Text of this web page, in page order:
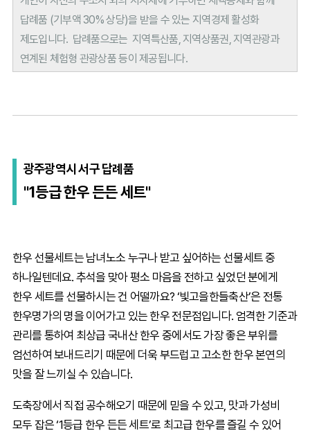
답례품 (기부액 30% 상당)을 받을 수 있는 지역경제 활성화
제도입니다. 답례품으로는 지역특산품, 지역상품권, 지역관광과
연계된 체험형 관광상품 등이 제공됩니다.
광주광역시 서구 답례품
"1등급 한우 든든 세트"
한우 선물세트는 남녀노소 누구나 받고 싶어하는 선물세트 중
하나일텐데요. 추석을 맞아 평소 마음을 전하고 싶었던 분에게
한우 세트를 선물하시는 건 어떨까요? ‘빛고을한들축산’은 전통
한우명가의 명을 이어가고 있는 한우 전문점입니다. 엄격한 기준과
관리를 통하여 최상급 국내산 한우 중에서도 가장 좋은 부위를
엄선하여 보내드리기 때문에 더욱 부드럽고 고소한 한우 본연의
맛을 잘 느끼실 수 있습니다.
도축장에서 직접 공수해오기 때문에 믿을 수 있고, 맛과 가성비
모두 잡은 ‘1등급 한우 든든 세트’로 최고급 한우를 즐길 수 있어